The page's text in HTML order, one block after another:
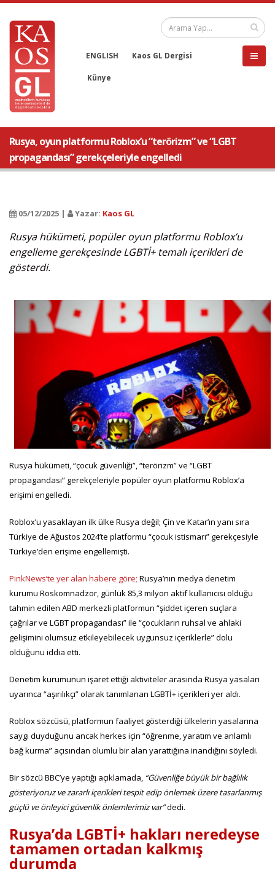
ENGLISH Kaos GL Dergisi
Künye
Rusya, oyun platformu Roblox’u “terörizm” ve “LGBT
propagandası” gerekçeleriyle engelledi
05/12/2025 | Yazar: Kaos GL
Rusya hükümeti, popüler oyun platformu Roblox’u
engelleme gerekçesinde LGBTİ+ temalı içerikleri de
gösterdi.
Rusya hükümeti, “çocuk güvenliği”, “terörizm” ve “LGBT
propagandası” gerekçeleriyle popüler oyun platformu Roblox’a
erişimi engelledi.
Roblox’u yasaklayan ilk ülke Rusya değil; Çin ve Katar’ın yanı sıra
Türkiye de Ağustos 2024’te platformu “çocuk istismarı” gerekçesiyle
Türkiye’den erişime engellemişti.
PinkNews’te yer alan habere göre; Rusya’nın medya denetim
kurumu Roskomnadzor, günlük 85,3 milyon aktif kullanıcısı olduğu
tahmin edilen ABD merkezli platformun “şiddet içeren suçlara
çağrılar ve LGBT propagandası” ile “çocukların ruhsal ve ahlaki
gelişimini olumsuz etkileyebilecek uygunsuz içeriklerle” dolu
olduğunu iddia etti.
Denetim kurumunun işaret ettiği aktiviteler arasında Rusya yasaları
uyarınca “aşırılıkçı” olarak tanımlanan LGBTİ+ içerikleri yer aldı.
Roblox sözcüsü, platformun faaliyet gösterdiği ülkelerin yasalarına
saygı duyduğunu ancak herkes için “öğrenme, yaratım ve anlamlı
bağ kurma” açısından olumlu bir alan yarattığına inandığını söyledi.
Bir sözcü BBC’ye yaptığı açıklamada, “Güvenliğe büyük bir bağlılık
gösteriyoruz ve zararlı içerikleri tespit edip önlemek üzere tasarlanmış
güçlü ve önleyici güvenlik önlemlerimiz var”dedi.
Rusya’da LGBTİ+ hakları neredeyse
tamamen ortadan kalkmış
durumda